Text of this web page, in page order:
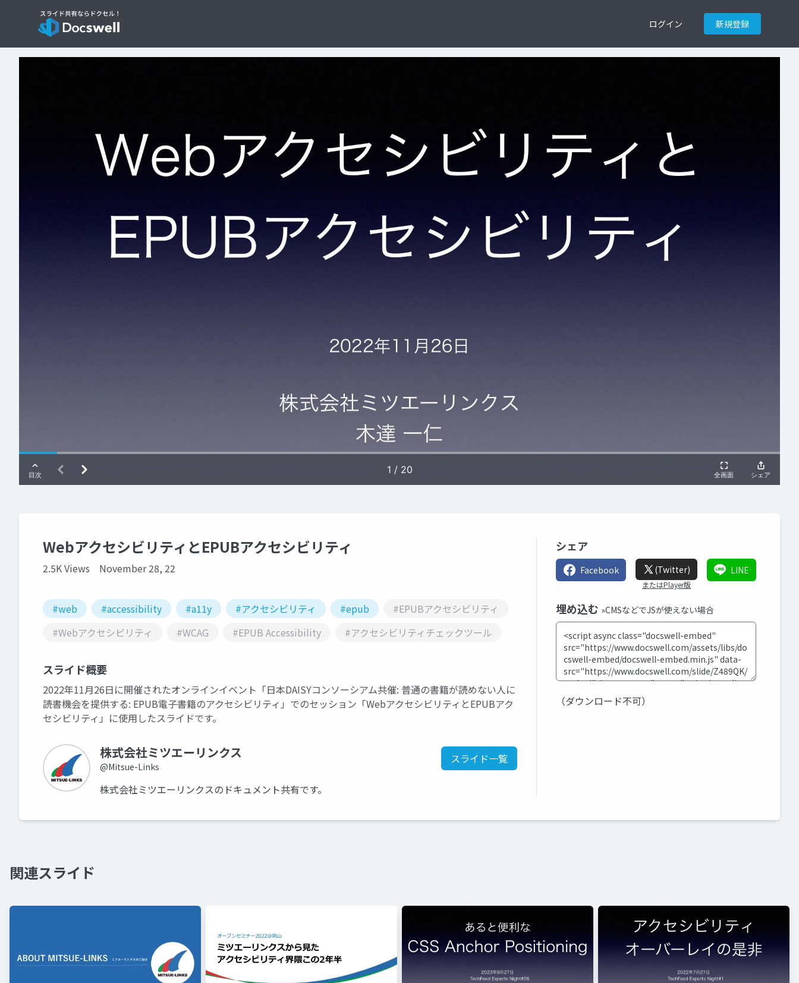
ログイン 新規登録
WebアクセシビリティとEPUBアクセシビリティ
2.5K Views November 28, 22
#web #accessibility #a11y #アクセシビリティ #epub
#EPUBアクセシビリティ
#Webアクセシビリティ
#WCAG #EPUB Accessibility #アクセシビリティチェックツール
スライド概要
2022年11月26日に開催されたオンラインイベント「日本DAISYコンソーシアム共催: 普通の書籍が読めない人に
読書機会を提供する: EPUB電子書籍のアクセシビリティ」でのセッション「WebアクセシビリティとEPUBアク
セシビリティ」に使用したスライドです。
株式会社ミツエーリンクス
@Mitsue-Links
スライド一覧
株式会社ミツエーリンクスのドキュメント共有です。
シェア
Facebook (Twitter)
またはPlayer版
LINE
埋め込む »CMSなどでJSが使えない場合
（ダウンロード不可）
関連スライド